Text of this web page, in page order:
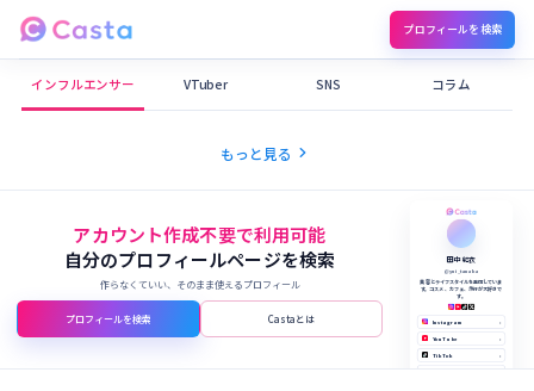
プロフィールを検索
Castaメディア
インフルエンサー VTuber SNS コラム
もっと見る chevron_right
アカウント作成不要で利用可能
自分のプロフィールページを検索
作らなくていい、そのまま使えるプロフィール
プロフィールを検索 Castaとは
田中 結衣
@yui_tanaka
美容とライフスタイルを発信していま
す。コスメ、カフェ、旅行が大好きで
す。
Instagram ›
YouTube ›
TikTok ›